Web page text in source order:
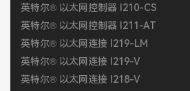
英特尔® 以太网控制器 I210-CS
英特尔® 以太网控制器 I211-AT
英特尔® 以太网连接 I219-LM
英特尔® 以太网连接 I219-V
英特尔® 以太网连接 I218-V